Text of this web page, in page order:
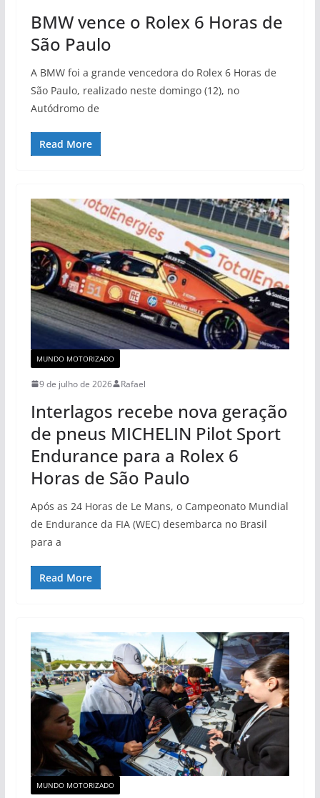
BMW vence o Rolex 6 Horas de
São Paulo
A BMW foi a grande vencedora do Rolex 6 Horas de
São Paulo, realizado neste domingo (12), no
Autódromo de
Read More
MUNDO MOTORIZADO
9 de julho de 2026 Rafael
Interlagos recebe nova geração
de pneus MICHELIN Pilot Sport
Endurance para a Rolex 6
Horas de São Paulo
Após as 24 Horas de Le Mans, o Campeonato Mundial
de Endurance da FIA (WEC) desembarca no Brasil
para a
Read More
MUNDO MOTORIZADO